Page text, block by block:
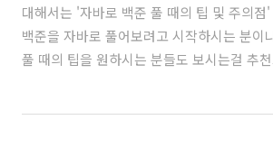
대해서는 '자바로 백준 풀 때의 팁 및 주의점'
백준을 자바로 풀어보려고 시작하시는 분이
풀 때의 팁을 원하시는 분들도 보시는걸 추